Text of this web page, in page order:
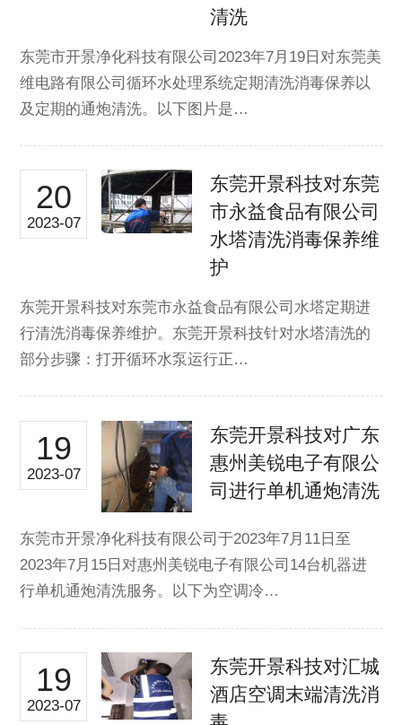
清洗
东莞市开景净化科技有限公司2023年7月19日对东莞美
维电路有限公司循环水处理系统定期清洗消毒保养以
及定期的通炮清洗。以下图片是…
20
2023-07
东莞开景科技对东莞
市永益食品有限公司
水塔清洗消毒保养维
护
东莞开景科技对东莞市永益食品有限公司水塔定期进
行清洗消毒保养维护。东莞开景科技针对水塔清洗的
部分步骤：打开循环水泵运行正…
19
2023-07
东莞开景科技对广东
惠州美锐电子有限公
司进行单机通炮清洗
东莞市开景净化科技有限公司于2023年7月11日至
2023年7月15日对惠州美锐电子有限公司14台机器进
行单机通炮清洗服务。以下为空调冷…
19
2023-07
东莞开景科技对汇城
酒店空调末端清洗消